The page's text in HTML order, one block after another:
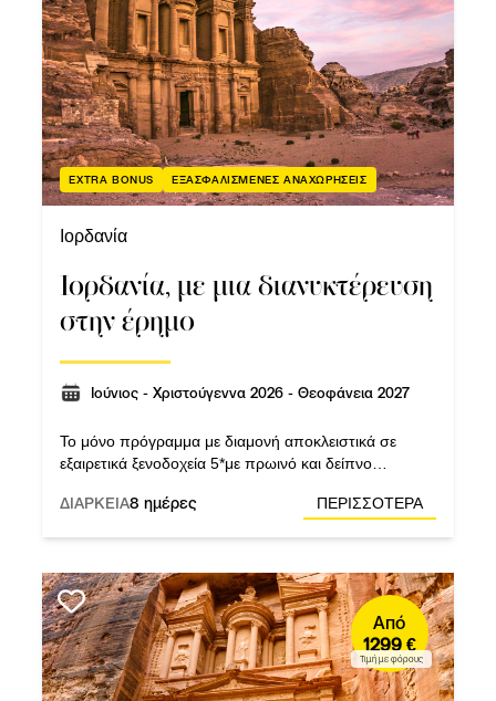
EXTRA BONUS ΕΞΑΣΦΑΛΙΣΜΕΝΕΣ ΑΝΑΧΩΡΗΣΕΙΣ
Ιορδανία
Ιορδανία, με μια διανυκτέρευση
στην έρημο
Ιούνιος - Χριστούγεννα 2026 - Θεοφάνεια 2027
Το μόνο πρόγραμμα με διαμονή αποκλειστικά σε
εξαιρετικά ξενοδοχεία 5*με πρωινό και δείπνο
ΔΙΑΡΚΕΙΑ8 ημέρες ΠΕΡΙΣΣΟΤΕΡΑ
Από
1299 €
Τιμή με φόρους